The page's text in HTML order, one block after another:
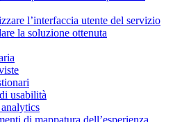
l’interfaccia utente del servizio
la soluzione ottenuta
usabilità
di mappatura dell’esperienza